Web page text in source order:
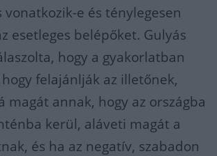
e és ténylegesen
esetleges belépőket. Gulyás
hogy a gyakorlatban
felajánlják az illetőnek,
magát annak, hogy az országba
kerül, aláveti magát a
és ha az negatív, szabadon